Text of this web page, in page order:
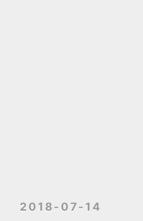
2018-07-14